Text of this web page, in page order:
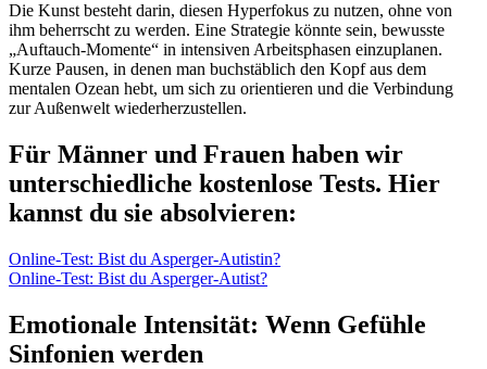
Die Kunst besteht darin, diesen Hyperfokus zu nutzen, ohne von
ihm beherrscht zu werden. Eine Strategie könnte sein, bewusste
„Auftauch-Momente“ in intensiven Arbeitsphasen einzuplanen.
Kurze Pausen, in denen man buchstäblich den Kopf aus dem
mentalen Ozean hebt, um sich zu orientieren und die Verbindung
zur Außenwelt wiederherzustellen.
Für Männer und Frauen haben wir
unterschiedliche kostenlose Tests. Hier
kannst du sie absolvieren:
Online-Test: Bist du Asperger-Autistin?
Online-Test: Bist du Asperger-Autist?
Emotionale Intensität: Wenn Gefühle
Sinfonien werden